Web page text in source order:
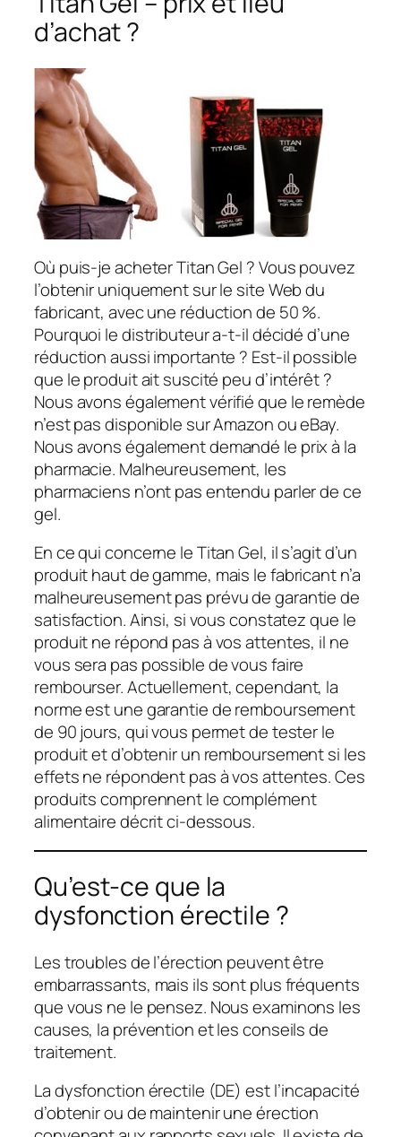
d’achat ?
Où puis-je acheter Titan Gel ? Vous pouvez
l’obtenir uniquement sur le site Web du
fabricant, avec une réduction de 50 %.
Pourquoi le distributeur a-t-il décidé d’une
réduction aussi importante ? Est-il possible
que le produit ait suscité peu d’intérêt ?
Nous avons également vérifié que le remède
n’est pas disponible sur Amazon ou eBay.
Nous avons également demandé le prix à la
pharmacie. Malheureusement, les
pharmaciens n’ont pas entendu parler de ce
gel.
En ce qui concerne le Titan Gel, il s’agit d’un
produit haut de gamme, mais le fabricant n’a
malheureusement pas prévu de garantie de
satisfaction. Ainsi, si vous constatez que le
produit ne répond pas à vos attentes, il ne
vous sera pas possible de vous faire
rembourser. Actuellement, cependant, la
norme est une garantie de remboursement
de 90 jours, qui vous permet de tester le
produit et d’obtenir un remboursement si les
effets ne répondent pas à vos attentes. Ces
produits comprennent le complément
alimentaire décrit ci-dessous.
Qu’est-ce que la
dysfonction érectile ?
Les troubles de l’érection peuvent être
embarrassants, mais ils sont plus fréquents
que vous ne le pensez. Nous examinons les
causes, la prévention et les conseils de
traitement.
La dysfonction érectile (DE) est l’incapacité
d’obtenir ou de maintenir une érection